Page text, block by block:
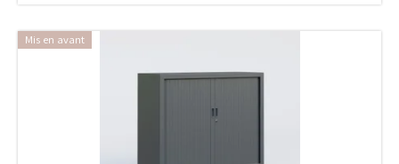
Mis en avant